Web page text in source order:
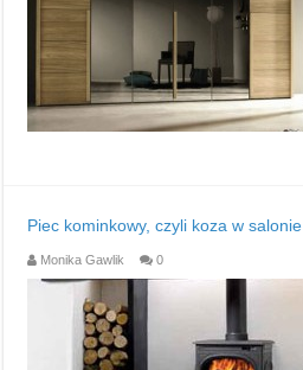
Piec kominkowy, czyli koza w salonie
Monika Gawlik 0